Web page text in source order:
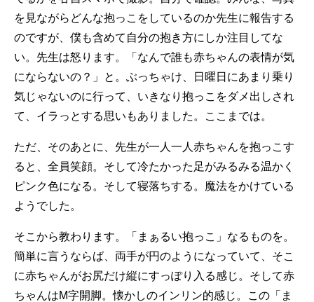
を見ながらどんな抱っこをしているのか先生に報告する
のですが、僕も含めて自分の抱き方にしか注目してな
い。先生は怒ります。「なんで誰も赤ちゃんの表情が気
にならないの？」と。ぶっちゃけ、日曜日にあまり乗り
気じゃないのに行って、いきなり抱っこをダメ出しされ
て、イラっとする思いもありました。ここまでは。
ただ、そのあとに、先生が一人一人赤ちゃんを抱っこす
ると、全員笑顔。そして冷たかった足がみるみる温かく
ピンク色になる。そして寝落ちする。魔法をかけている
ようでした。
そこから教わります。「まぁるい抱っこ」なるものを。
簡単に言うならば、両手が円のようになっていて、そこ
に赤ちゃんがお尻だけ縦にすっぽり入る感じ。そして赤
ちゃんはM字開脚。懐かしのインリン的感じ。この「ま